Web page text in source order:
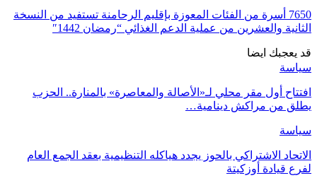
7650 أسرة من الفئات المعوزة بإقليم الرحامنة تستفيد من النسخة
الثانية والعشرين من عملية الدعم الغذائي “رمضان 1442″
قد يعجبك ايضا
سياسة
افتتاح أول مقر محلي لـ«الأصالة والمعاصرة» بالمنارة.. الحزب
يطلق من مراكش دينامية…
سياسة
الاتحاد الاشتراكي بالحوز يجدد هياكله التنظيمية بعقد الجمع العام
لفرع قيادة أوزكيتة